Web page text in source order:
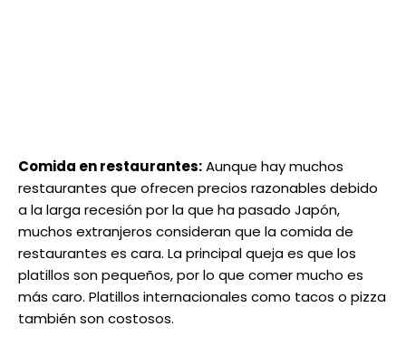
Comida en restaurantes:Aunque hay muchos
restaurantes que ofrecen precios razonables debido
a la larga recesión por la que ha pasado Japón,
muchos extranjeros consideran que la comida de
restaurantes es cara. La principal queja es que los
platillos son pequeños, por lo que comer mucho es
más caro. Platillos internacionales como tacos o pizza
también son costosos.